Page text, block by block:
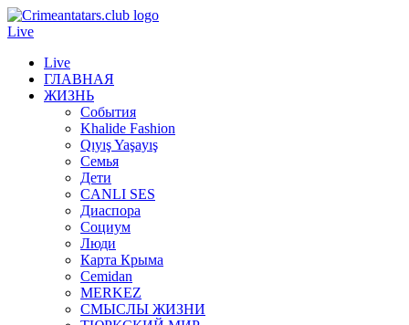
Live
Live
ГЛАВНАЯ
ЖИЗНЬ
События
Khalide Fashion
Qıyış Yaşayış
Семья
Дети
CANLI SES
Диаспора
Социум
Люди
Карта Крыма
Cemidan
МERKEZ
СМЫСЛЫ ЖИЗНИ